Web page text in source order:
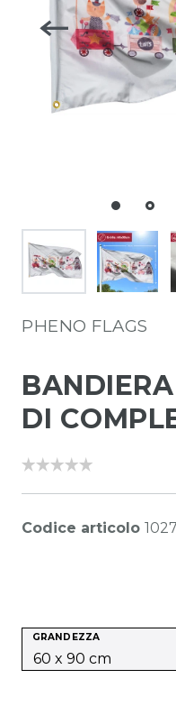
PHENO FLAGS
DI
Codice articolo 1027
GRANDEZZA